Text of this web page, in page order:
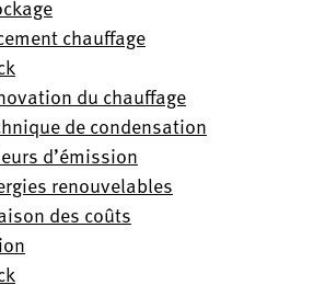
chauffage
du chauffage
de condensation
d’émission
renouvelables
des coûts